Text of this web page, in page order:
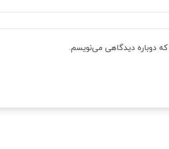
که دوباره دیدگاهی می‌نویسم.